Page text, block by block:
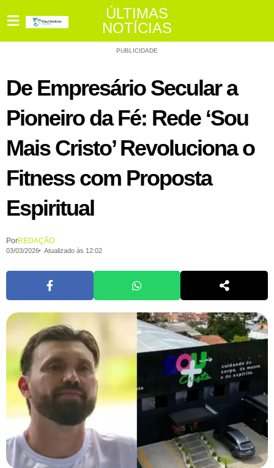
ÚLTIMAS
NOTÍCIAS
PUBLICIDADE
De Empresário Secular a
Pioneiro da Fé: Rede ‘Sou
Mais Cristo’ Revoluciona o
Fitness com Proposta
Espiritual
PorREDAÇÃO
03/03/2026 Atualizado às 12:02